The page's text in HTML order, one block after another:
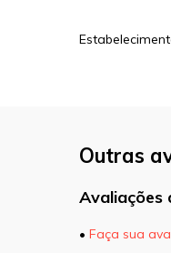
Outras
Avaliações
• Faça sua